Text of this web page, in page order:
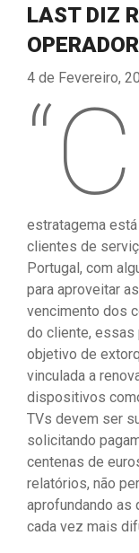
LAST DIZ
4 de Fevereiro,
“C
estratagema
clientes de
Portugal, com
para aproveitar
vencimento dos
do cliente, essas
objetivo de
vinculada a
dispositivos
TVs devem ser
solicitando
centenas de
relatórios, não
aprofundando as
cada vez mais